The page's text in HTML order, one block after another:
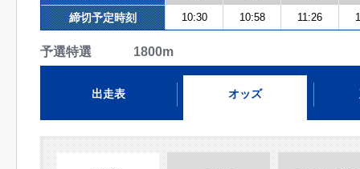
締切予定時刻 10:30 10:58 11:26
予選特選 1800m
出走表 オッズ